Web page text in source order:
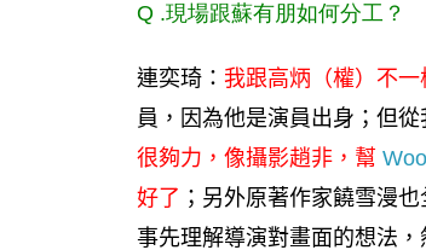
Q .現場跟蘇有朋如何分工？
連奕琦： 我跟高炳（權）不一
員，因為他是演員出身；但
很夠力，像攝影趙非 ，幫
好了 ；另外原著作家饒雪漫
事先理解導演對畫面的想法